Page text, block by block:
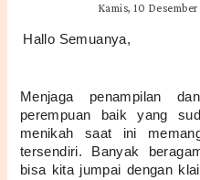
Kamis, 10
Hallo Semuanya,
Menjaga penampilan
perempuan baik yang
menikah saat ini
tersendiri. Banyak
bisa kita jumpai dengan